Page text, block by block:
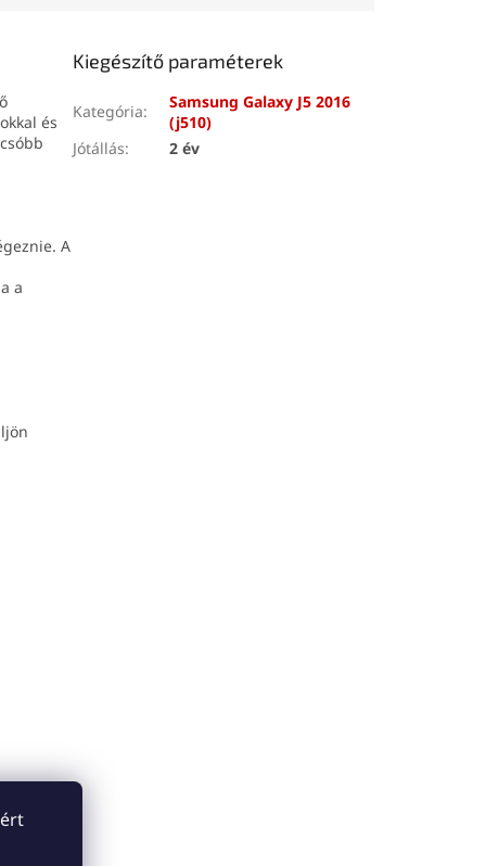
és
A
a
Kiegészítő paraméterek
Kategória:
Samsung Galaxy J5 2016
(j510)
Jótállás: 2 év